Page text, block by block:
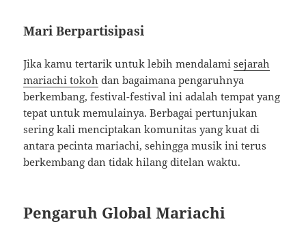
Mari Berpartisipasi
Jika kamu tertarik untuk lebih mendalamisejarah
mariachi tokoh dan bagaimana pengaruhnya
berkembang, festival-festival ini adalah tempat yang
tepat untuk memulainya. Berbagai pertunjukan
sering kali menciptakan komunitas yang kuat di
antara pecinta mariachi, sehingga musik ini terus
berkembang dan tidak hilang ditelan waktu.
Pengaruh Global Mariachi